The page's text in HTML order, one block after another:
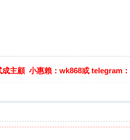
主顧 小惠賴：wk868或 telegram